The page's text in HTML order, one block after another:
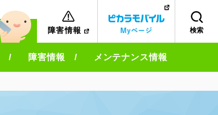
障害情報 メンテナンス情報
障害情報 検索